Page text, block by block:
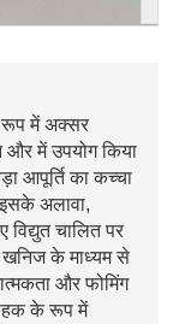
रूप में अक्सर
और में उपयोग किया
आपूर्ति का कच्चा
अलावा,
चालित पर
के माध्यम से
और फोमिंग
के रूप में